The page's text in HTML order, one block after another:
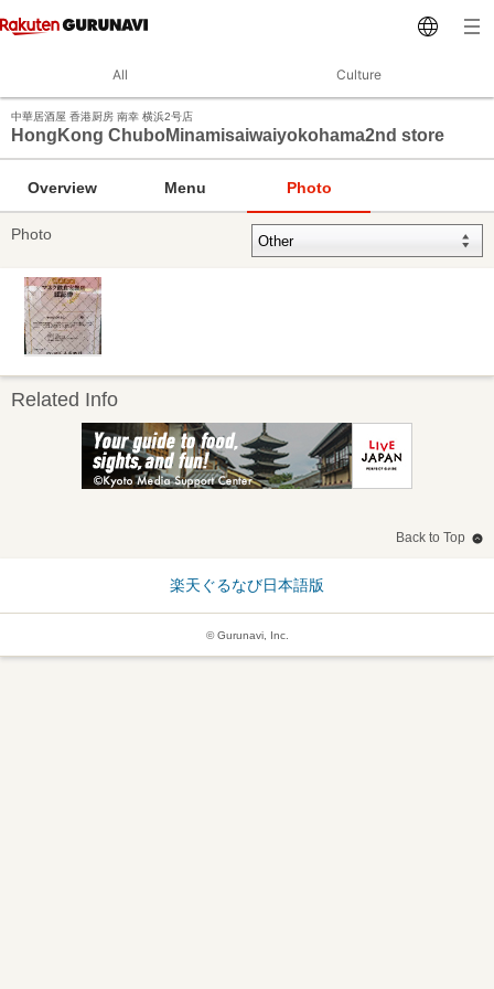
All Culture
中華居酒屋 香港厨房 南幸 横浜2号店
HongKong ChuboMinamisaiwaiyokohama2nd store
Overview Menu Photo
Photo
Related Info
Back to Top
楽天ぐるなび日本語版
© Gurunavi, Inc.